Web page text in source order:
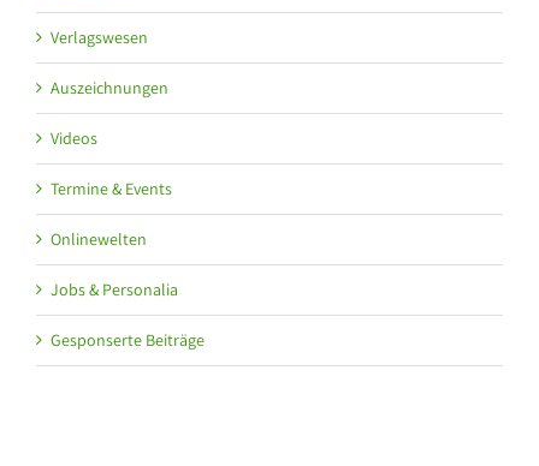
Verlagswesen
Auszeichnungen
Videos
Termine & Events
Onlinewelten
Jobs & Personalia
Gesponserte Beiträge